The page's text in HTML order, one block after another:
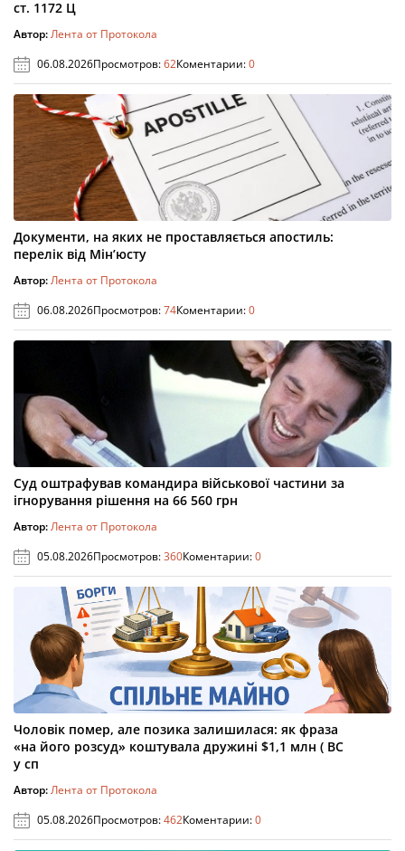
ст. 1172 Ц
Автор:Лента от Протокола
06.08.2026Просмотров:62Коментарии:0
Документи, на яких не проставляється апостиль:
перелік від Мін’юсту
Автор:Лента от Протокола
06.08.2026Просмотров:74Коментарии:0
Суд оштрафував командира військової частини за
ігнорування рішення на 66 560 грн
Автор:Лента от Протокола
05.08.2026Просмотров:360Коментарии:0
Чоловік помер, але позика залишилася: як фраза
«на його розсуд» коштувала дружині $1,1 млн ( ВС
у сп
Автор:Лента от Протокола
05.08.2026Просмотров:462Коментарии:0